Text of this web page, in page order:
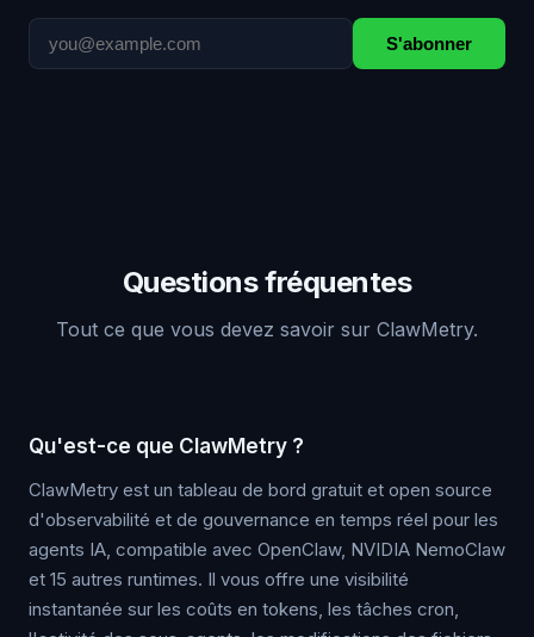
S'abonner
Questions fréquentes
Tout ce que vous devez savoir sur ClawMetry.
Qu'est-ce que ClawMetry ?
ClawMetry est un tableau de bord gratuit et open source
d'observabilité et de gouvernance en temps réel pour les
agents IA, compatible avec OpenClaw, NVIDIA NemoClaw
et 15 autres runtimes. Il vous offre une visibilité
instantanée sur les coûts en tokens, les tâches cron,